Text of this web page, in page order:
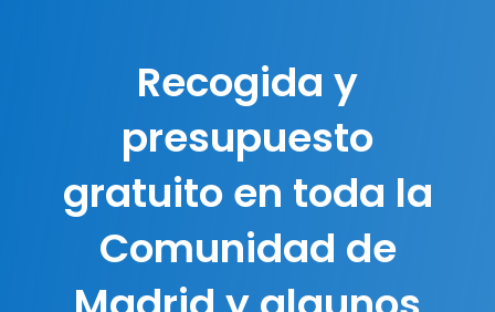
Recogida y
presupuesto
gratuito en toda la
Comunidad de